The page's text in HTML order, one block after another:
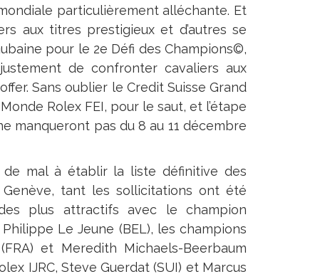
particulièrement alléchante. Et
aux titres prestigieux et d’autres se
pour le 2e Défi des Champions©,
de confronter cavaliers aux
Sans oublier le Credit Suisse Grand
Rolex FEI, pour le saut, et l’étape
manqueront pas du 8 au 11 décembre
de mal à établir la liste définitive des
tant les sollicitations ont été
plus attractifs avec le champion
Le Jeune (BEL), les champions
et Meredith Michaels-Beerbaum
IJRC, Steve Guerdat (SUI) et Marcus